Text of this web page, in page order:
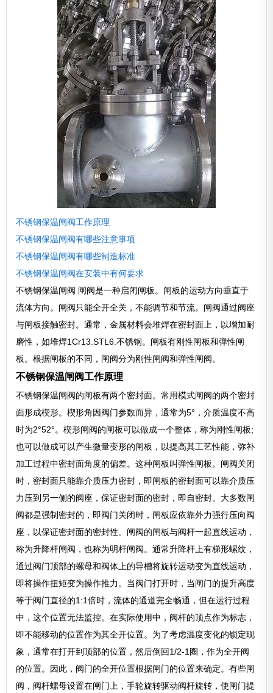
不锈钢保温闸阀工作原理
不锈钢保温闸阀有哪些注意事项
不锈钢保温闸阀有哪些制造标准
不锈钢保温闸阀在安装中有何要求
不锈钢保温闸阀 闸阀是一种启闭闸板。闸板的运动方向垂直于
流体方向。闸阀只能全开全关，不能调节和节流。闸阀通过阀座
与闸板接触密封。通常，金属材料会堆焊在密封面上，以增加耐
磨性，如堆焊1Cr13.STL6.不锈钢。闸板有刚性闸板和弹性闸
板。根据闸板的不同，闸阀分为刚性闸阀和弹性闸阀。
不锈钢保温闸阀工作原理
不锈钢保温闸阀的闸板有两个密封面。常用模式闸阀的两个密封
面形成楔形。楔形角因阀门参数而异，通常为5°，介质温度不高
时为2°52°。楔形闸阀的闸板可以做成一个整体，称为刚性闸板;
也可以做成可以产生微量变形的闸板，以提高其工艺性能，弥补
加工过程中密封面角度的偏差。这种闸板叫弹性闸板。闸阀关闭
时，密封面只能靠介质压力密封，即闸板的密封面可以靠介质压
力压到另一侧的阀座，保证密封面的密封，即自密封。大多数闸
阀都是强制密封的，即阀门关闭时，闸板应依靠外力强行压向阀
座，以保证密封面的密封性。闸阀的闸板与阀杆一起直线运动，
称为升降杆闸阀，也称为明杆闸阀。通常升降杆上有梯形螺纹，
通过阀门顶部的螺母和阀体上的导槽将旋转运动变为直线运动，
即将操作扭矩变为操作推力。当阀门打开时，当闸门的提升高度
等于阀门直径的1:1倍时，流体的通道完全畅通，但在运行过程
中，这个位置无法监控。在实际使用中，阀杆的顶点作为标志，
即不能移动的位置作为其全开位置。为了考虑温度变化的锁定现
象，通常在打开到顶部的位置，然后倒回1/2-1圈，作为全开阀
的位置。因此，阀门的全开位置根据闸门的位置来确定。有些闸
阀，阀杆螺母设置在闸门上，手轮旋转驱动阀杆旋转，使闸门提